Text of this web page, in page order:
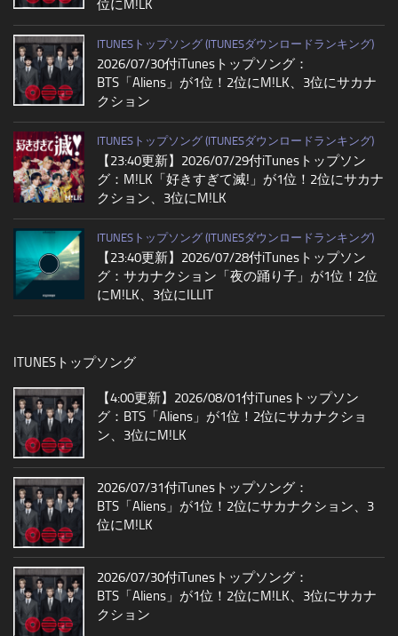
位にM!LK
ITUNESトップソング (ITUNESダウンロードランキング)
2026/07/30付iTunesトップソング：
BTS「Aliens」が1位！2位にM!LK、3位にサカナ
クション
ITUNESトップソング (ITUNESダウンロードランキング)
【23:40更新】2026/07/29付iTunesトップソン
グ：M!LK「好きすぎて滅!」が1位！2位にサカナ
クション、3位にM!LK
ITUNESトップソング (ITUNESダウンロードランキング)
【23:40更新】2026/07/28付iTunesトップソン
グ：サカナクション「夜の踊り子」が1位！2位
にM!LK、3位にILLIT
ITUNESトップソング
【4:00更新】2026/08/01付iTunesトップソン
グ：BTS「Aliens」が1位！2位にサカナクショ
ン、3位にM!LK
2026/07/31付iTunesトップソング：
BTS「Aliens」が1位！2位にサカナクション、3
位にM!LK
2026/07/30付iTunesトップソング：
BTS「Aliens」が1位！2位にM!LK、3位にサカナ
クション